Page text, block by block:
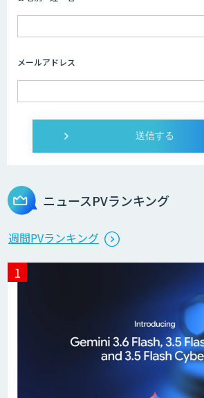
AIコール
imprai ezKotae
Microcosm×AIエン
スのAI導入支援サー
生成AI活用 1day ブ
データ分析エージェ
メールアドレス
ニュースPVランキング
週間PVランキング